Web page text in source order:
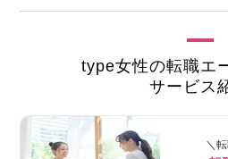
type女性の転職エ
サービス
＼